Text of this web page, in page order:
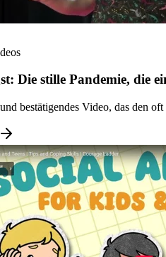
Die stille Pandemie, die
bestätigendes Video, das den